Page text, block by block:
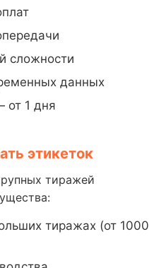
сложности
данных
от 1 дня
этикеток
тиражей
тиражах (от 1000